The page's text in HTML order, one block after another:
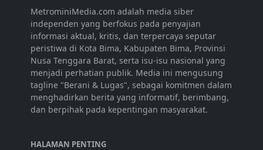
MetrominiMedia.com adalah media siber
independen yang berfokus pada penyajian
informasi aktual, kritis, dan terpercaya seputar
peristiwa di Kota Bima, Kabupaten Bima, Provinsi
Nusa Tenggara Barat, serta isu-isu nasional yang
menjadi perhatian publik. Media ini mengusung
tagline "Berani & Lugas", sebagai komitmen dalam
menghadirkan berita yang informatif, berimbang,
dan berpihak pada kepentingan masyarakat.
HALAMAN PENTING